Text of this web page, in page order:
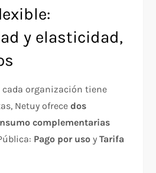
y elasticidad,
cada organización tiene
Netuy ofrecedos
complementarias
Pago por uso yTarifa